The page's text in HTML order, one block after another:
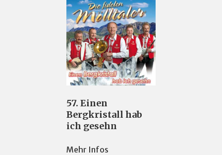
57. Einen
Bergkristall hab
ich gesehn
Mehr Infos